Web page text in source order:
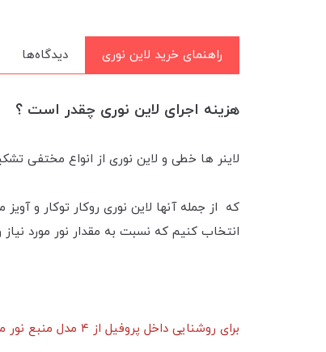
راهنمای خرید لاین نوری دیدگاه‌ها
هزینه اجرای لاین نوری چقدر است ؟
لاینر ها خطی و لاین نوری از انواع مختفی
که از جمله آنها لاین نوری رو‌کار توکار و
انتخاب کنیم که نسبت به مقدار نور مورد نیاز
برای روشنایی داخل پروفیل از ۴ مدل منبع نور میتونیم استفاده کنیم که این ۴ مدل شامل ۱۲ولت ، ۲۴ ولت ، درایور خور ( جریان ثابت ) یا برق مستقیم یا ۲۲۰ ولت میباشد .